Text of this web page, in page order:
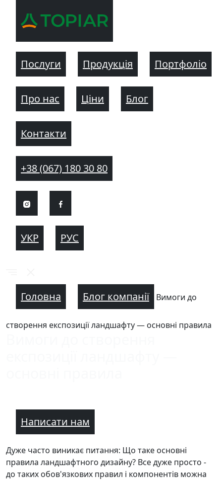
Послуги Продукція Портфоліо
Про нас Ціни Блог
Контакти
+38 (067) 180 30 80
УКР РУС
Головна Блог компанії Вимоги до
створення експозиції ландшафту — основні правила
Написати нам
Дуже часто виникає питання: Що таке основні
правила ландшафтного дизайну? Все дуже просто -
до таких обов'язкових правил і компонентів можна